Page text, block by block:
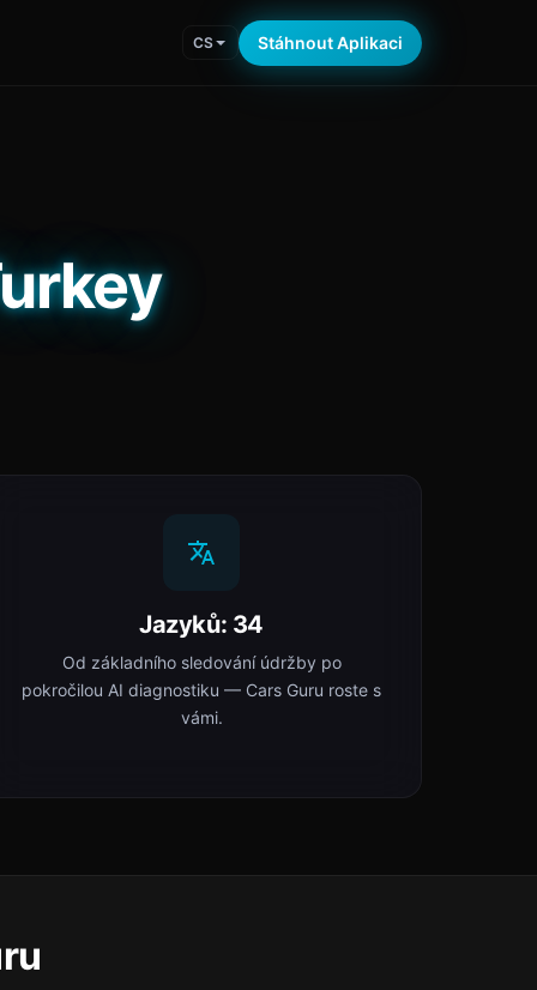
CS Stáhnout Aplikaci
Jazyků: 34
Od základního sledování údržby po
pokročilou AI diagnostiku — Cars Guru roste s
vámi.